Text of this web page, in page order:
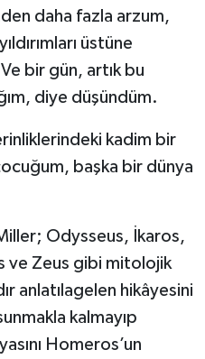
daha fazla arzum,
üstüne
bir gün, artık bu
diye düşündüm.
kadim bir
başka bir dünya
Odysseus, İkaros,
ve Zeus gibi mitolojik
anlatılagelen hikâyesini
kalmayıp
Homeros’un